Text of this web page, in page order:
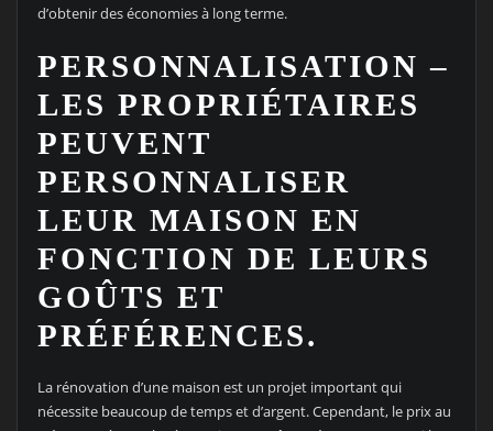
d’obtenir des économies à long terme.
PERSONNALISATION –
LES PROPRIÉTAIRES
PEUVENT
PERSONNALISER
LEUR MAISON EN
FONCTION DE LEURS
GOÛTS ET
PRÉFÉRENCES.
La rénovation d’une maison est un projet important qui
nécessite beaucoup de temps et d’argent. Cependant, le prix au